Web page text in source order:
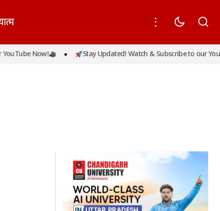
Now! Stay Updated! Watch & Subscribe to our